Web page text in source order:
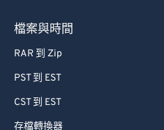
檔案與時間
RAR 到 Zip
PST 到 EST
CST 到 EST
存檔轉換器